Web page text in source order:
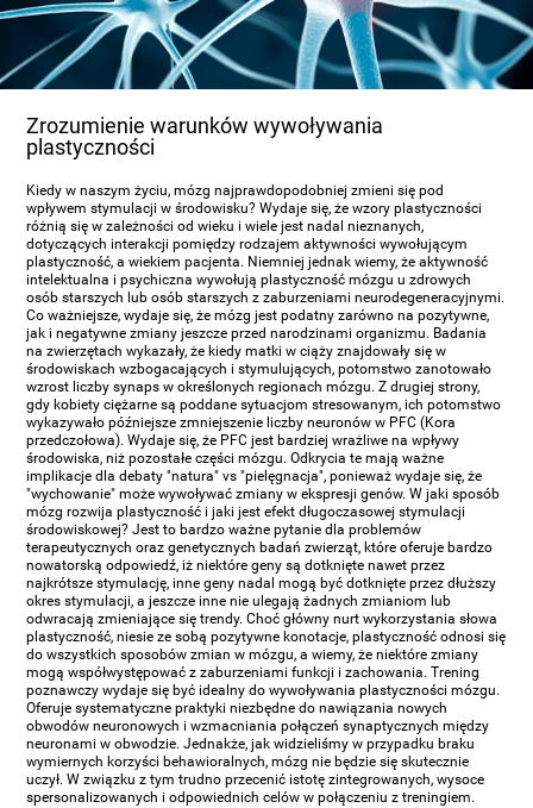
Zrozumienie warunków wywoływania
plastyczności
Kiedy w naszym życiu, mózg najprawdopodobniej zmieni się pod
wpływem stymulacji w środowisku? Wydaje się, że wzory plastyczności
różnią się w zależności od wieku i wiele jest nadal nieznanych,
dotyczących interakcji pomiędzy rodzajem aktywności wywołującym
plastyczność, a wiekiem pacjenta. Niemniej jednak wiemy, że aktywność
intelektualna i psychiczna wywołują plastyczność mózgu u zdrowych
osób starszych lub osób starszych z zaburzeniami neurodegeneracyjnymi.
Co ważniejsze, wydaje się, że mózg jest podatny zarówno na pozytywne,
jak i negatywne zmiany jeszcze przed narodzinami organizmu. Badania
na zwierzętach wykazały, że kiedy matki w ciąży znajdowały się w
środowiskach wzbogacających i stymulujących, potomstwo zanotowało
wzrost liczby synaps w określonych regionach mózgu. Z drugiej strony,
gdy kobiety ciężarne są poddane sytuacjom stresowanym, ich potomstwo
wykazywało późniejsze zmniejszenie liczby neuronów w PFC (Kora
przedczołowa). Wydaje się, że PFC jest bardziej wrażliwe na wpływy
środowiska, niż pozostałe części mózgu. Odkrycia te mają ważne
implikacje dla debaty "natura" vs "pielęgnacja", ponieważ wydaje się, że
"wychowanie" może wywoływać zmiany w ekspresji genów. W jaki sposób
mózg rozwija plastyczność i jaki jest efekt długoczasowej stymulacji
środowiskowej? Jest to bardzo ważne pytanie dla problemów
terapeutycznych oraz genetycznych badań zwierząt, które oferuje bardzo
nowatorską odpowiedź, iż niektóre geny są dotknięte nawet przez
najkrótsze stymulację, inne geny nadal mogą być dotknięte przez dłuższy
okres stymulacji, a jeszcze inne nie ulegają żadnych zmianiom lub
odwracają zmieniające się trendy. Choć główny nurt wykorzystania słowa
plastyczność, niesie ze sobą pozytywne konotacje, plastyczność odnosi się
do wszystkich sposobów zmian w mózgu, a wiemy, że niektóre zmiany
mogą współwystępować z zaburzeniami funkcji i zachowania. Trening
poznawczy wydaje się być idealny do wywoływania plastyczności mózgu.
Oferuje systematyczne praktyki niezbędne do nawiązania nowych
obwodów neuronowych i wzmacniania połączeń synaptycznych między
neuronami w obwodzie. Jednakże, jak widzieliśmy w przypadku braku
wymiernych korzyści behawioralnych, mózg nie będzie się skutecznie
uczył. W związku z tym trudno przecenić istotę zintegrowanych, wysoce
spersonalizowanych i odpowiednich celów w połączeniu z treningiem.